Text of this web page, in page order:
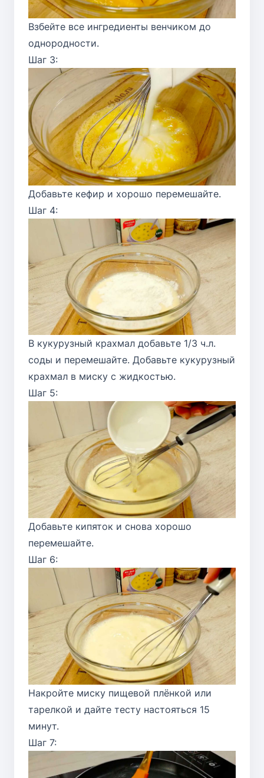
Взбейте все ингредиенты венчиком до
однородности.
Шаг 3:
Добавьте кефир и хорошо перемешайте.
Шаг 4:
В кукурузный крахмал добавьте 1/3 ч.л.
соды и перемешайте. Добавьте кукурузный
крахмал в миску с жидкостью.
Шаг 5:
Добавьте кипяток и снова хорошо
перемешайте.
Шаг 6:
Накройте миску пищевой плёнкой или
тарелкой и дайте тесту настояться 15
минут.
Шаг 7: